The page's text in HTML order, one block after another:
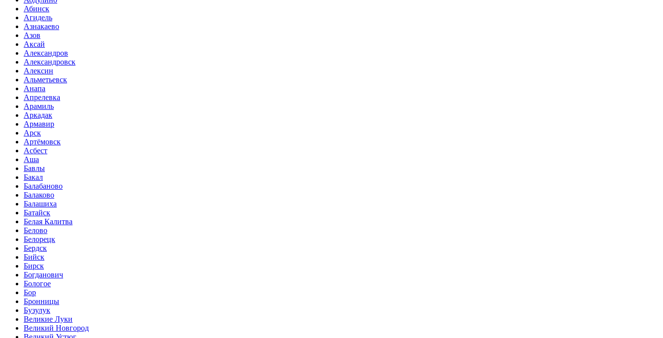
Абинск
Агидель
Азнакаево
Азов
Аксай
Александров
Александровск
Алексин
Альметьевск
Анапа
Апрелевка
Арамиль
Аркадак
Армавир
Арск
Артёмовск
Асбест
Аша
Бавлы
Бакал
Балабаново
Балаково
Балашиха
Батайск
Белая Калитва
Белово
Белорецк
Бердск
Бийск
Бирск
Богданович
Бологое
Бор
Бронницы
Бузулук
Великие Луки
Великий Новгород